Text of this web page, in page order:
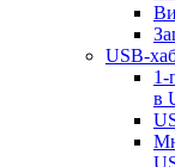
USB-
1-
в